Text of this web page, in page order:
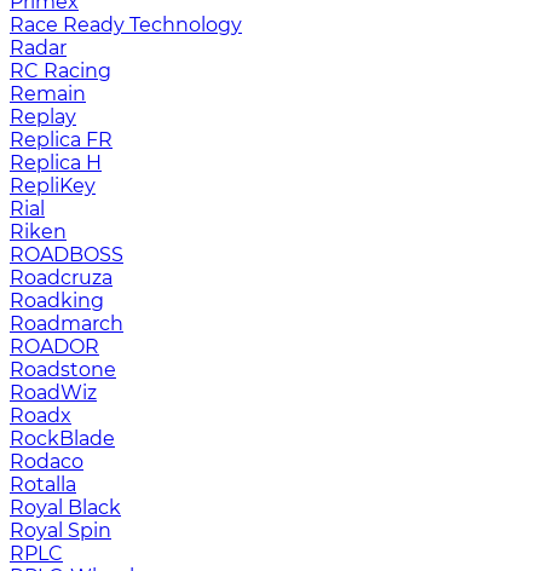
Race Ready Technology
Radar
RC Racing
Remain
Replay
Replica FR
Replica H
RepliKey
Rial
Riken
ROADBOSS
Roadcruza
Roadking
Roadmarch
ROADOR
Roadstone
RoadWiz
Roadx
RockBlade
Rodaco
Rotalla
Royal Black
Royal Spin
RPLC